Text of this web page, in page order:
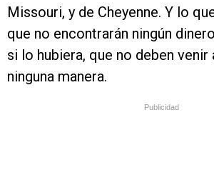
Missouri, y de Cheyenne. Y lo
que no encontrarán ningún
si lo hubiera, que no deben venir
ninguna manera.
Publicidad